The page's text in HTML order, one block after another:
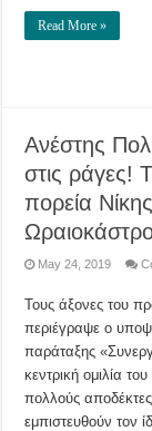
Read More »
Ανέστης
στις ράγες!
πορεία
May 24, 2019
Τους άξονες του
περιέγραψε ο
παράταξης
κεντρική ομιλία
πολλούς
εμπιστευθούν τον